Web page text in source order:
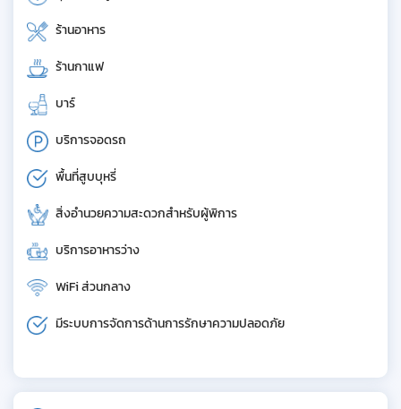
ร้านอาหาร
ร้านกาแฟ
บาร์
บริการจอดรถ
พื้นที่สูบบุหรี่
สิ่งอำนวยความสะดวกสำหรับผู้พิการ
บริการอาหารว่าง
WiFi ส่วนกลาง
มีระบบการจัดการด้านการรักษาความปลอดภัย